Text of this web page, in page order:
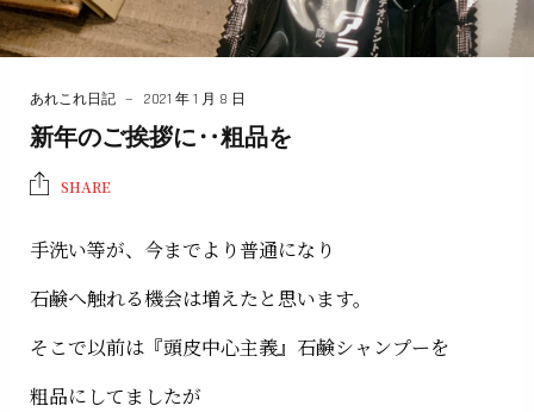
あれこれ日記 2021 年 1 月 8 日
新年のご挨拶に‥粗品を
SHARE
手洗い等が、今までより普通になり
石鹸へ触れる機会は増えたと思います。
そこで以前は『頭皮中心主義』石鹸シャンプーを
粗品にしてましたが